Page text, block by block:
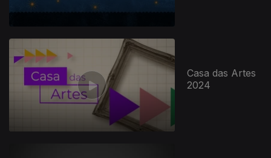
Casa das Artes
2024